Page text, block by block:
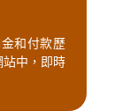
和付款歷
中，即時